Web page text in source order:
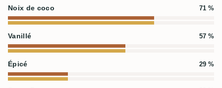
Noix de coco 71 %
Vanillé 57 %
Épicé 29 %